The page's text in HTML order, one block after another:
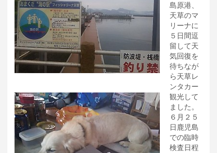
島原港、
天草のマ
リーナに
５日間逗
留して天
気回復を
待ちなが
ら天草レ
ンタカー
観光して
ました。
６月２５
日鹿児島
での臨時
検査日程